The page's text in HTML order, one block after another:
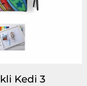
Kedi 3